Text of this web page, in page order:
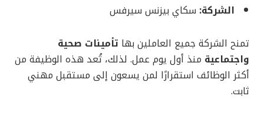
الشركة: سكاي بيزنس سيرفس
تمنح الشركة جميع العاملين بها تأمينات صحية
واجتماعية منذ أول يوم عمل. لذلك، تُعد هذه الوظيفة من
أكثر الوظائف استقرارًا لمن يسعون إلى مستقبل مهني
ثابت.